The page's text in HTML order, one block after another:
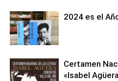
2024 es el
Certamen
«Isabel